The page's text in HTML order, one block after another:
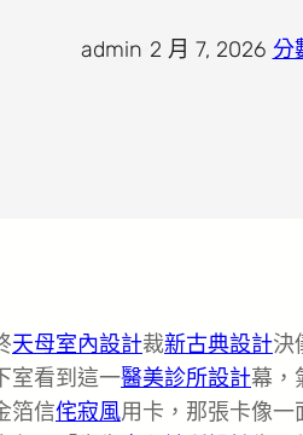
admin 2 月 7, 2026· 分
天母室內設計裁新古典設計決
室看到這一醫美診所設計幕，
箔信侘寂風用卡，那張卡像